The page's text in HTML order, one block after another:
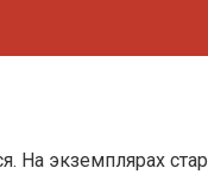
На экземплярах